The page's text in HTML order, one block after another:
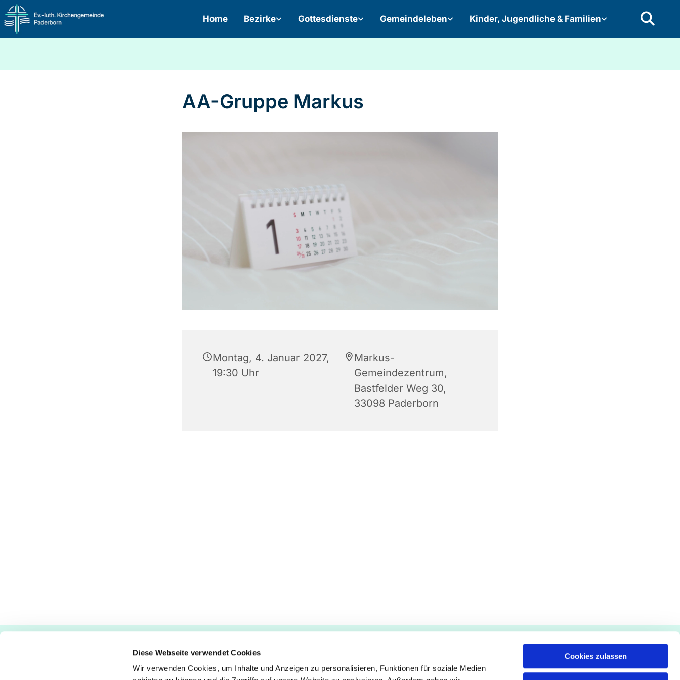
Diese Webseite verwendet Cookies
Wir verwenden Cookies, um Inhalte und Anzeigen zu personalisieren, Funktionen für soziale Medien
Cookies zulassen
Home Bezirke Gottesdienste Gemeindeleben Kinder, Jugendliche & Familien
AA-Gruppe Markus
Montag, 4. Januar 2027,
19:30 Uhr
Markus-
Gemeindezentrum,
Bastfelder Weg 30,
33098 Paderborn
Ev.-luth. Kirchengemeinde Paderborn
Bastfelder Weg 30 - 33098 Paderborn
Pfarrämter